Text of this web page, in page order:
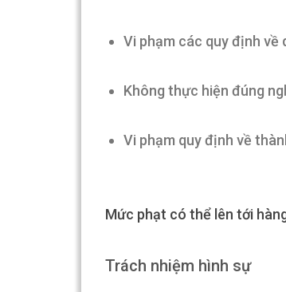
Vi phạm các quy định về
Không thực hiện đúng
Vi phạm quy định về
Mức phạt có thể lên tới
Trách nhiệm hình sự